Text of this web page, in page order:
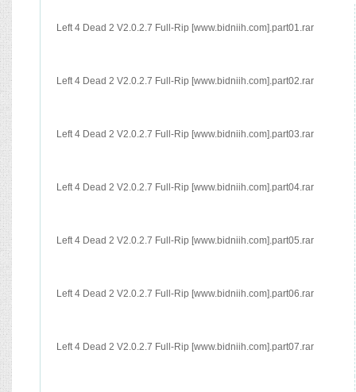
Left 4 Dead 2 V2.0.2.7 Full-Rip [www.bidniih.com].part01.rar
Left 4 Dead 2 V2.0.2.7 Full-Rip [www.bidniih.com].part02.rar
Left 4 Dead 2 V2.0.2.7 Full-Rip [www.bidniih.com].part03.rar
Left 4 Dead 2 V2.0.2.7 Full-Rip [www.bidniih.com].part04.rar
Left 4 Dead 2 V2.0.2.7 Full-Rip [www.bidniih.com].part05.rar
Left 4 Dead 2 V2.0.2.7 Full-Rip [www.bidniih.com].part06.rar
Left 4 Dead 2 V2.0.2.7 Full-Rip [www.bidniih.com].part07.rar